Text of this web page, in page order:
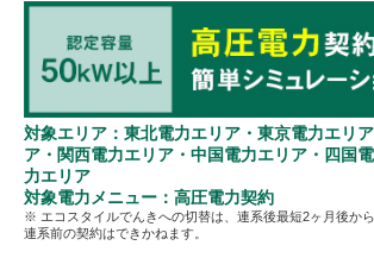
対象エリア：東北電力エリア・東京電力エリ
ア・関西電力エリア・中国電力エリア・四国
力エリア
対象電力メニュー：高圧電力契約
※ エコスタイルでんきへの切替は、連系後最短2ヶ月後から
連系前の契約はできかねます。